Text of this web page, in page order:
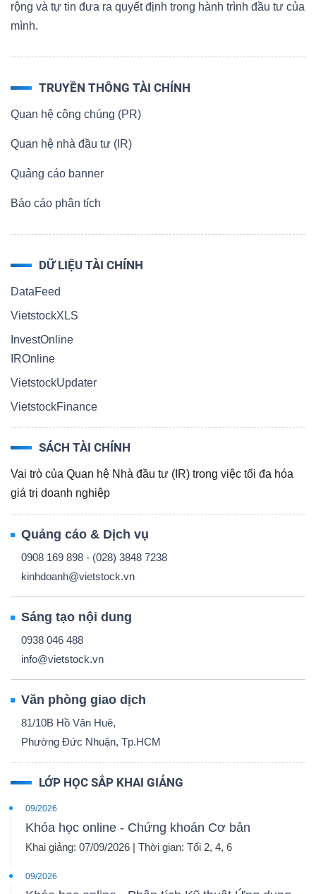
rộng và tự tin đưa ra quyết định trong hành trình đầu tư của
mình.
TRUYỀN THÔNG TÀI CHÍNH
Quan hệ công chúng (PR)
Quan hệ nhà đầu tư (IR)
Quảng cáo banner
Báo cáo phân tích
DỮ LIỆU TÀI CHÍNH
DataFeed
VietstockXLS
InvestOnline
IROnline
VietstockUpdater
VietstockFinance
SÁCH TÀI CHÍNH
Vai trò của Quan hệ Nhà đầu tư (IR) trong việc tối đa hóa
giá trị doanh nghiệp
Quảng cáo & Dịch vụ
0908 169 898 - (028) 3848 7238
kinhdoanh@vietstock.vn
Sáng tạo nội dung
0938 046 488
info@vietstock.vn
Văn phòng giao dịch
81/10B Hồ Văn Huê,
Phường Đức Nhuận, Tp.HCM
LỚP HỌC SẮP KHAI GIẢNG
09/2026
Khóa học online - Chứng khoán Cơ bản
Khai giảng: 07/09/2026 | Thời gian: Tối 2, 4, 6
09/2026
của
tác
Báo
tích
ngữ
vụ
(-)
Đào
tạo
Sách
tài
chính
Công
cụ
đầu
tư
Truyền
thông